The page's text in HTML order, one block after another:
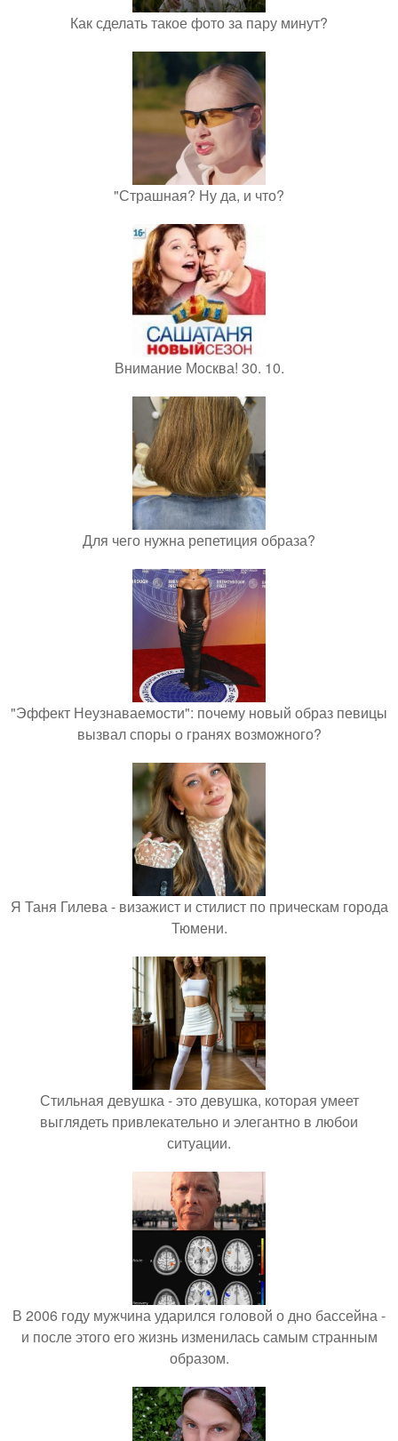
Как сделать такое фото за пару минут?
"Страшная? Ну да, и что?
Внимание Москва! 30. 10.
Для чего нужна репетиция образа?
"Эффект Неузнаваемости": почему новый образ певицы
вызвал споры о гранях возможного?
Я Таня Гилева - визажист и стилист по прическам города
Тюмени.
Стильная девушка - это девушка, которая умеет
выглядеть привлекательно и элегантно в любои
ситуации.
В 2006 году мужчина ударился головой о дно бассейна -
и после этого его жизнь изменилась самым странным
образом.